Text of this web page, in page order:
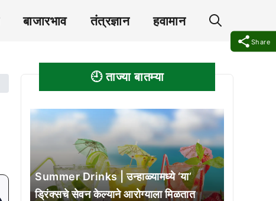
बाजारभाव तंत्रज्ञान हवामान
Share
🕘 ताज्या बातम्या
Summer Drinks | उन्हाळ्यामध्ये ‘या’
ड्रिंक्सचे सेवन केल्याने आरोग्याला मिळतात